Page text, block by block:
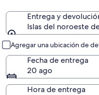
Entrega y
Islas del noroeste
Agregar una ubicación de
Fecha de entrega
20 ago
Hora de entrega